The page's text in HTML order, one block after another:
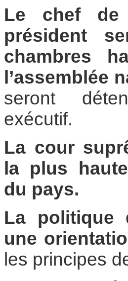
Le chef de
président
chambres
l’assemblée
seront
exécutif.
La cour
la plus
du pays.
La politique
une
les principes